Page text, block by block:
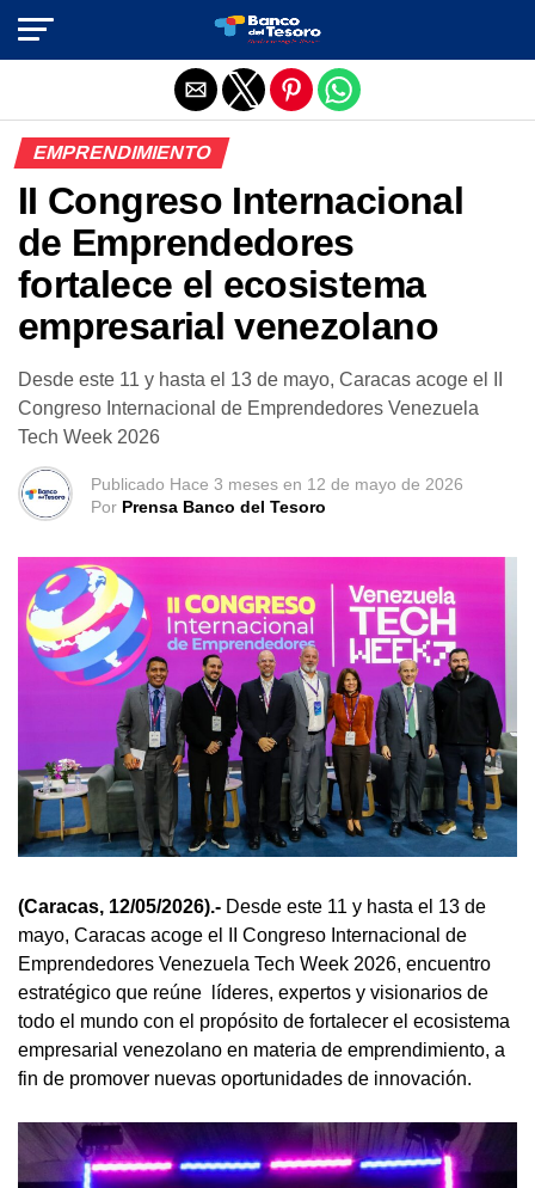
EMPRENDIMIENTO
II Congreso Internacional
de Emprendedores
fortalece el ecosistema
empresarial venezolano
Desde este 11 y hasta el 13 de mayo, Caracas acoge el II
Congreso Internacional de Emprendedores Venezuela
Tech Week 2026
Publicado Hace 3 meses en 12 de mayo de 2026
Por Prensa Banco del Tesoro
(Caracas, 12/05/2026).- Desde este 11 y hasta el 13 de
mayo, Caracas acoge el II Congreso Internacional de
Emprendedores Venezuela Tech Week 2026, encuentro
estratégico que reúne líderes, expertos y visionarios de
todo el mundo con el propósito de fortalecer el ecosistema
empresarial venezolano en materia de emprendimiento, a
fin de promover nuevas oportunidades de innovación.
Salir de la versión móvil